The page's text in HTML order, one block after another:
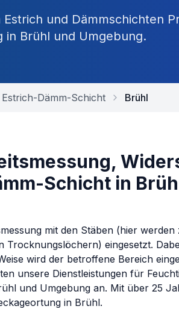
und Dämmschichten
in Brühl und Umgebung.
Dämm-Schicht Brühl
Schicht in
mit den Stäben (hier
Trocknungslöchern) eingesetzt.
wird der betroffene Bereich
unsere Dienstleistungen für
und Umgebung an. Mit über 25
in Brühl.